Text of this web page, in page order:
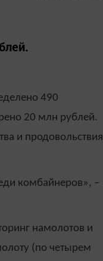
490
20 млн рублей.
и продовольствия
комбайнеров», –
намолотов и
(по четырем